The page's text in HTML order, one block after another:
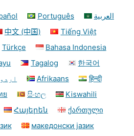
Português
العربية
中文 (中国)
Tiếng Việt
Türkçe
Bahasa Indonesia
Tagalog
한국어
اردو Afrikaans
हिन्दी
ย සිංහල
Kiswahili
Հայերեն
ქართული
македонски јазик